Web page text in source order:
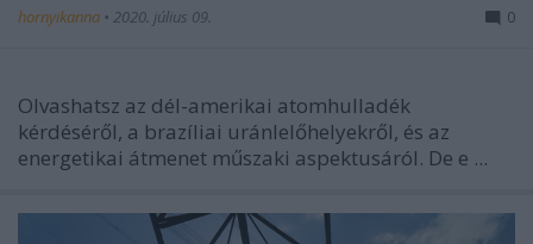
hornyikanna • 2020. július 09. 0
Olvashatsz az dél-amerikai atomhulladék
kérdéséről, a brazíliai uránlelőhelyekről, és az
energetikai átmenet műszaki aspektusáról. De e ...